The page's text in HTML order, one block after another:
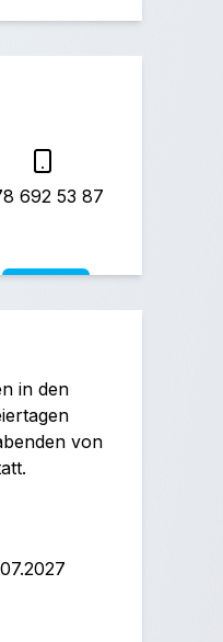
692 53 87
in den
von